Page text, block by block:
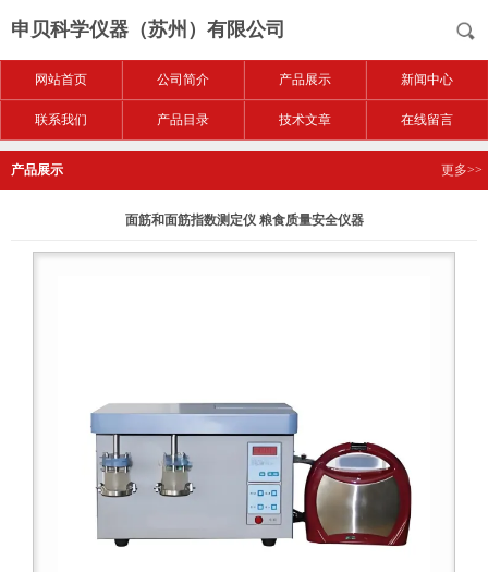
申贝科学仪器（苏州）有限公司
网站首页 公司简介 产品展示 新闻中心
联系我们 产品目录 技术文章 在线留言
产品展示 更多>>
面筋和面筋指数测定仪 粮食质量安全仪器